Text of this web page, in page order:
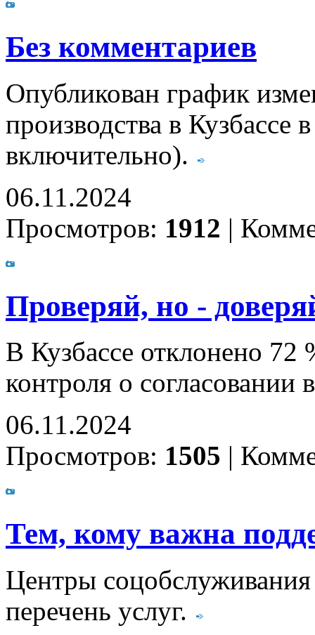
Без комментариев
Опубликован график
производства в Кузбассе
включительно).
06.11.2024
Просмотров: 1912 |
Проверяй, но -
В Кузбассе отклонено 72
контроля о
06.11.2024
Просмотров: 1505 |
Тем, кому важна
Центры
перечень услуг.